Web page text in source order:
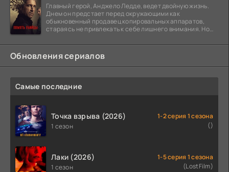
Главный герой, Анджело Ледде, ведет двойную жизнь.
Днем он предстает перед окружающими как
обыкновенный продавец копировальных аппаратов,
стараясь не привлекать к себе лишнего внимания. Но
Обновления сериалов
Самые последние
Точка взрыва (2026)
1 сезон
1-2 серия 1 сезона
()
Лаки (2026)
1 сезон
1-5 серия 1 сезона
(LostFilm)